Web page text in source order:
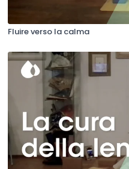
Fluire verso la calma